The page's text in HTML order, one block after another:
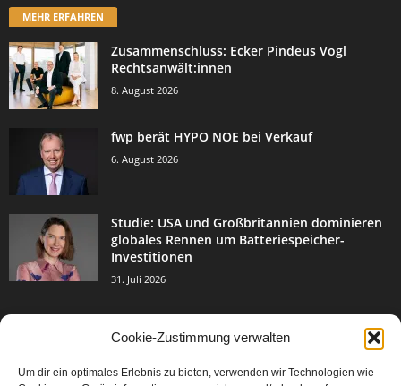
Cookie-Zustimmung verwalten
Um dir ein optimales Erlebnis zu bieten, verwenden wir Technologien wie
MEHR ERFAHREN
Zusammenschluss: Ecker Pindeus Vogl
Rechtsanwält:innen
8. August 2026
fwp berät HYPO NOE bei Verkauf
6. August 2026
Studie: USA und Großbritannien dominieren
globales Rennen um Batteriespeicher-
Investitionen
31. Juli 2026
Events & Success 3004